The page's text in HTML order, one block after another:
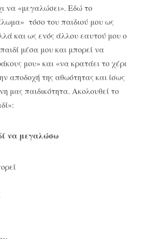
να «μεγαλώσει». Εδώ το
τόσο του παιδιού μου ως
και ως ενός άλλου εαυτού μου ο
μέσα μου και μπορεί να
μου» και «να κρατάει το χέρι
αποδοχή της αθωότητας και ίσως
μας παιδικότητα. Ακολουθεί το
να μεγαλώσω